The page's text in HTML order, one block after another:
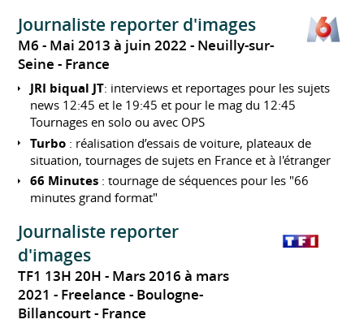
Journaliste reporter d'images
M6 Mai 2013 à juin 2022 Neuilly-sur-
Seine
France
JRI biqual JT: interviews et reportages pour les sujets
news 12:45 et le 19:45 et pour le mag du 12:45
Tournages en solo ou avec OPS
Turbo : réalisation d’essais de voiture, plateaux de
situation, tournages de sujets en France et à l'étranger
66 Minutes : tournage de séquences pour les "66
minutes grand format"
Journaliste reporter
d'images
TF1 13H 20H
Mars 2016 à mars
2021 Freelance
Boulogne-
Billancourt
France